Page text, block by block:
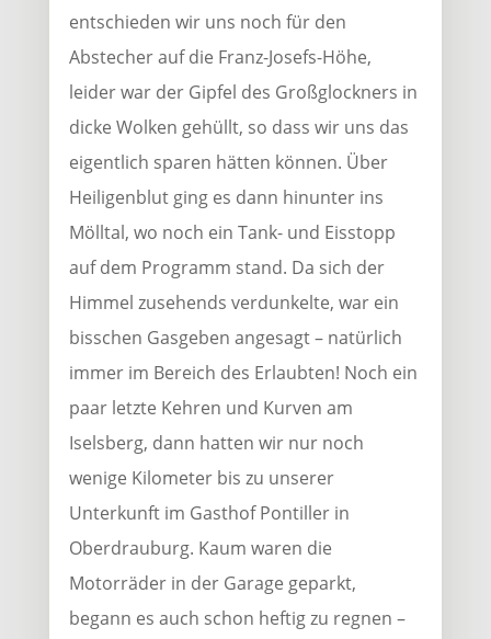
entschieden wir uns noch für den
Abstecher auf die Franz-Josefs-Höhe,
leider war der Gipfel des Großglockners in
dicke Wolken gehüllt, so dass wir uns das
eigentlich sparen hätten können. Über
Heiligenblut ging es dann hinunter ins
Mölltal, wo noch ein Tank- und Eisstopp
auf dem Programm stand. Da sich der
Himmel zusehends verdunkelte, war ein
bisschen Gasgeben angesagt – natürlich
immer im Bereich des Erlaubten! Noch ein
paar letzte Kehren und Kurven am
Iselsberg, dann hatten wir nur noch
wenige Kilometer bis zu unserer
Unterkunft im Gasthof Pontiller in
Oberdrauburg. Kaum waren die
Motorräder in der Garage geparkt,
begann es auch schon heftig zu regnen –